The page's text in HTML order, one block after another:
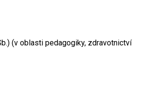
(v oblasti pedagogiky, zdravotnictví